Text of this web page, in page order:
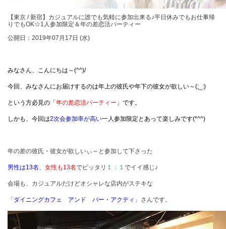
【東京 / 新宿】カジュアルに誰でも気軽に参加出来る♪平日休みでもお仕事帰
りでもOK☆1人参加限定＆年の差恋活パーティー
公開日：2019年07月17日 (水)
みなさん、こんにちは～(^^)/
今回、みなさんにお届けするのは年上の彼氏や年下の彼女が欲しい～(;_:)
という方必見の「 年の差恋活パーティー 」です。
しかも、今回は2次会参加率が高い一人参加限定とあって楽しみです(*^^)
年の差の彼氏・彼女が欲しいぃ～と参加して下さった
男性は13名 、 女性も 13名でピッタリ １：１ でイイ感じ♪
会場も、カジュアルだけどオシャレな店内がステキな
「 ダイニングカフェ アンド バー・アクティ 」さんです。